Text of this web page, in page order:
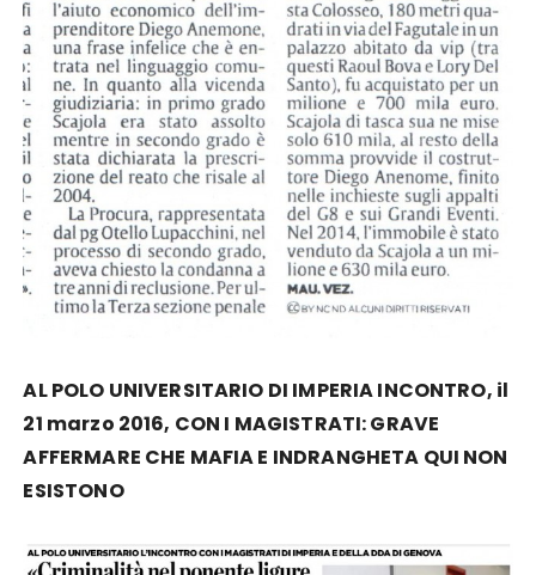
AL POLO UNIVERSITARIO DI IMPERIA INCONTRO, il
21 marzo 2016, CON I MAGISTRATI: GRAVE
AFFERMARE CHE MAFIA E INDRANGHETA QUI NON
ESISTONO